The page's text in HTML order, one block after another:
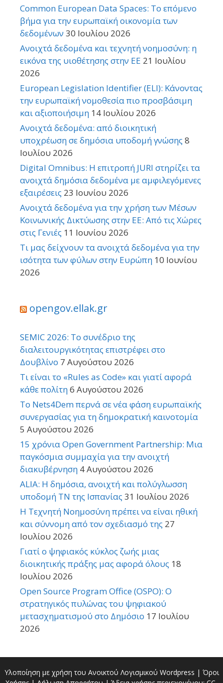
Common European Data Spaces: Το επόμενο
βήμα για την ευρωπαϊκή οικονομία των
δεδομένων 30 Ιουλίου 2026
Ανοιχτά δεδομένα και τεχνητή νοημοσύνη: η
εικόνα της υιοθέτησης στην ΕΕ 21 Ιουλίου
2026
European Legislation Identifier (ELI): Κάνοντας
την ευρωπαϊκή νομοθεσία πιο προσβάσιμη
και αξιοποιήσιμη 14 Ιουλίου 2026
Ανοιχτά δεδομένα: από διοικητική
υποχρέωση σε δημόσια υποδομή γνώσης 8
Ιουλίου 2026
Digital Omnibus: Η επιτροπή JURI στηρίζει τα
ανοιχτά δημόσια δεδομένα με αμφιλεγόμενες
εξαιρέσεις 23 Ιουνίου 2026
Ανοιχτά δεδομένα για την χρήση των Μέσων
Κοινωνικής Δικτύωσης στην ΕΕ: Από τις Χώρες
στις Γενιές 11 Ιουνίου 2026
Τι μας δείχνουν τα ανοιχτά δεδομένα για την
ισότητα των φύλων στην Ευρώπη 10 Ιουνίου
2026
opengov.ellak.gr
SEMIC 2026: Το συνέδριο της
διαλειτουργικότητας επιστρέφει στο
Δουβλίνο 7 Αυγούστου 2026
Τι είναι το «Rules as Code» και γιατί αφορά
κάθε πολίτη6 Αυγούστου 2026
Το Nets4Dem περνά σε νέα φάση ευρωπαϊκής
συνεργασίας για τη δημοκρατική καινοτομία
5 Αυγούστου 2026
15 χρόνια Open Government Partnership: Μια
παγκόσμια συμμαχία για την ανοιχτή
διακυβέρνηση 4 Αυγούστου 2026
ALIA: Η δημόσια, ανοιχτή και πολύγλωσση
υποδομή ΤΝ της Ισπανίας 31 Ιουλίου 2026
Η Τεχνητή Νοημοσύνη πρέπει να είναι ηθική
και σύννομη από τον σχεδιασμό της 27
Ιουλίου 2026
Γιατί ο ψηφιακός κύκλος ζωής μιας
διοικητικής πράξης μας αφορά όλους 18
Ιουλίου 2026
Open Source Program Office (OSPO): Ο
στρατηγικός πυλώνας του ψηφιακού
μετασχηματισμού στο Δημόσιο 17 Ιουλίου
2026
Υλοποίηση με χρήση του Ανοικτού Λογισμικού Wordpress | Όροι